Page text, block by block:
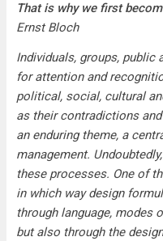
That is why we first
Ernst Bloch
Individuals, groups, public
for attention and
political, social, cultural
as their contradictions
an enduring theme, a
management.
these processes. One of
in which way design
through language, modes
but also through the